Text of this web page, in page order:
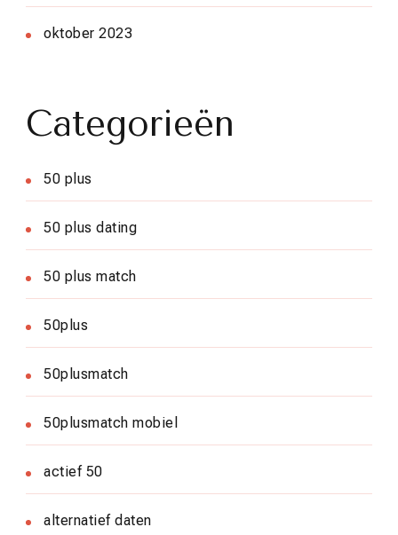
oktober 2023
Categorieën
50 plus
50 plus dating
50 plus match
50plus
50plusmatch
50plusmatch mobiel
actief 50
alternatief daten